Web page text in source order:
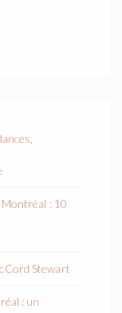
Montréal : 10
Stewart
: un